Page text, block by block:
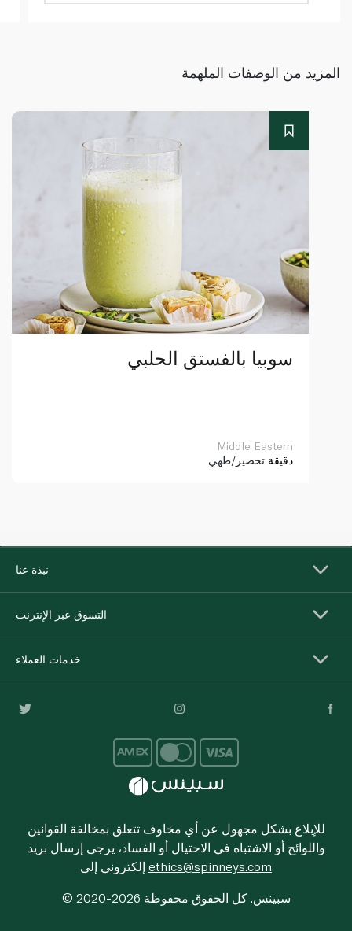
المزيد من الوصفات الملهمة
سوبيا بالفستق الحلبي
Middle Eastern
دقيقة تحضير/طهي
نبذة عنا
التسوق عبر الإنترنت
خدمات العملاء
للإبلاغ بشكل مجهول عن أي مخاوف تتعلق بمخالفة القوانين
واللوائح أو الاشتباه في الاحتيال أو الفساد، يرجى إرسال بريد
ethics@spinneys.com
© 2020-2026 سبينس. كل الحقوق محفوظة